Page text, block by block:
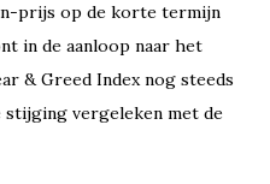
prijs op de korte termijn
in de aanloop naar het
& Greed Index nog steeds
stijging vergeleken met de